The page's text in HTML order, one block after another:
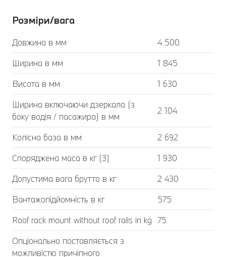
Розміри/вага
Довжина в мм
4 500
Ширина в мм
1 845
Висота в мм
1 630
Ширина включаючи дзеркала (з
боку водія / пасажира) в мм
2 104
Колісна база в мм
2 692
Споряджена маса в кг (3)
1 930
Допустима вага брутто в кг
2 430
Вантажопідйомність в кг
575
Roof rack mount without roof rails in kg 75
Опціонально поставляється з
можливістю причіпного